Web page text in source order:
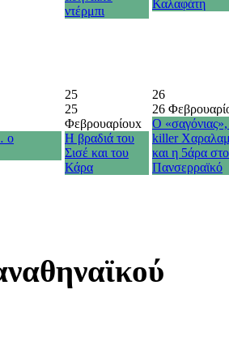
ντέρμπι
Καλαφάτη
ο
25
25
Φεβρουαρίουx
Η βραδιά του
Σισέ και του
Κάρα
26
26
Ο
killer
και η 5άρα
Πανσερραϊκό